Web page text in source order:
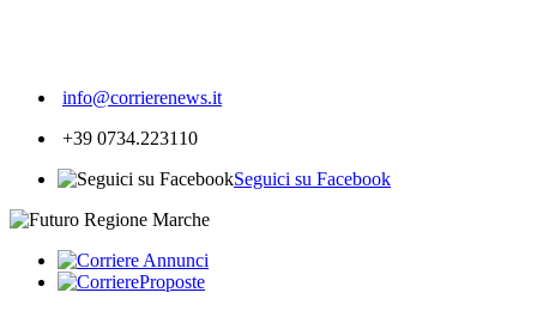
info@corrierenews.it
+39 0734.223110
Seguici su Facebook